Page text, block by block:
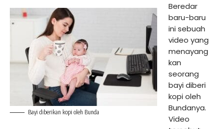
Bayi diberikan kopi oleh Bunda
Beredar
baru-baru
ini sebuah
video yang
menayang
kan
seorang
bayi diberi
kopi oleh
Bundanya.
Video